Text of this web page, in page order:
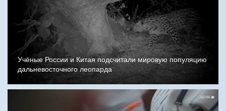
Учёные России и Китая подсчитали мировую популяцию
дальневосточного леопарда